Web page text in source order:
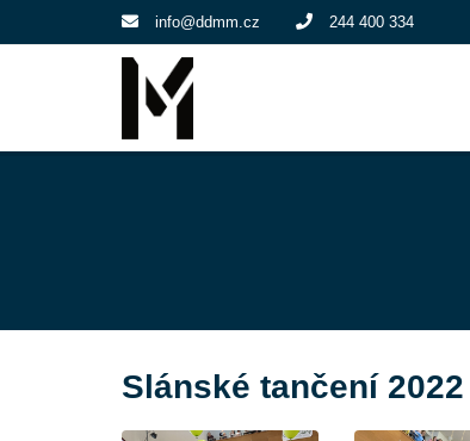
info@ddmm.cz 244 400 334
Slánské tančení 2022